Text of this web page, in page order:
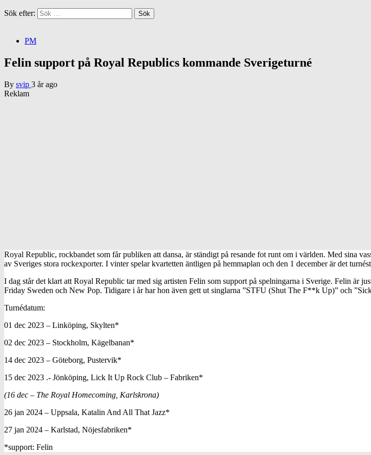
Sök efter:
PM
Felin support på Royal Republics kommande Sverigeturné
By svip 3 år ago
Reklam
Royal Republic, rockbandet som får publiken att dansa, är ständigt på resande fot runt om i världen. Med sina
av Sveriges stora rockexporter. I vinter spelar kvartetten äntligen på hemmaplan och den 1 december är det
I dag står det klart att Royal Republic tar med sig artisten Felin som support på spelningarna i Sverige. Felin är
Friday Sweden och New Pop. Tidigare i år har hon även gett ut singlarna ”STFU (Shut The F**k Up)” och
Turnédatum:
01 dec 2023 – Linköping, Skylten*
02 dec 2023 – Stockholm, Kägelbanan*
14 dec 2023 – Göteborg, Pustervik*
15 dec 2023 .- Jönköping, Lick It Up Rock Club – Fabriken*
(16 dec – The Royal Homecoming, Karlskrona)
26 jan 2024 – Uppsala, Katalin And All That Jazz*
27 jan 2024 – Karlstad, Nöjesfabriken*
*support: Felin